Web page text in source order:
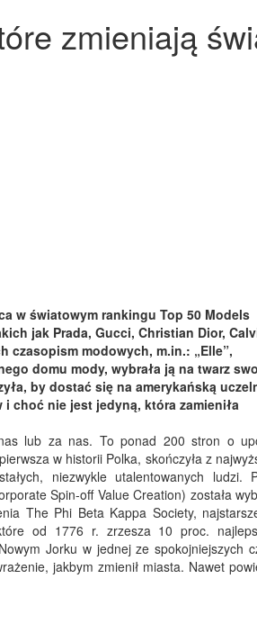
zmieniają
w światowym rankingu Top 50 Models
jak Prada, Gucci, Christian Dior,
czasopism modowych, m.in.: „Elle”,
domu mody, wybrała ją na twarz
by dostać się na amerykańską
choć nie jest jedyną, która zamieniła
lub za nas. To ponad 200 stron o
w historii Polka, skończyła z
niezwykle utalentowanych ludzi.
Spin-off Value Creation) została
The Phi Beta Kappa Society,
od 1776 r. zrzesza 10 proc.
Jorku w jednej ze spokojniejszych
jakbym zmienił miasta. Nawet